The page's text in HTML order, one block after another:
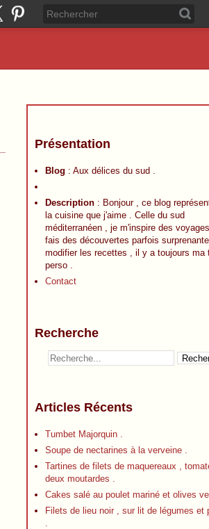
Présentation
Blog : Aux délices du sud .
Description : Bonjour , ce blog
la cuisine que j'aime . Celle du sud
méditerranéen , je m'inspire des
fais des découvertes parfois
modifier les recettes , il y a toujours ma
perso .
Contact
Recherche
Articles Récents
Tumbet Majorquin .
Soupe de nectarines à la verveine .
Tartines de filets de maquereaux ,
deux moutardes .
Cakes salé au poulet mariné et olives
Filets de lieu noir , sur lit de légumes et
.